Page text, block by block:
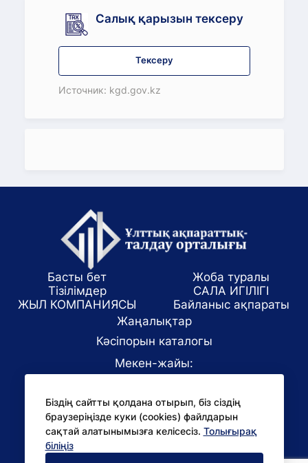
Салық қарызын тексеру
Тексеру
Источник: kgd.gov.kz
Біздің сайтты қолдана отырып, біз сіздің
браузеріңізде куки (cookies) файлдарын
сақтай алатынымызға келісесіз. Толығырақ
біліңіз
Басты бет
Жоба туралы
Тізілімдер
САЛА ИГІЛІГІ
ЖЫЛ КОМПАНИЯСЫ
Байланыс ақпараты
Жаңалықтар
Кәсіпорын каталогы
Мекен-жайы:
E-mail:
office@niac.kz